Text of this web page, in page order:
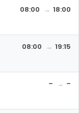
08:00 18:00
08:00 19:15
– –